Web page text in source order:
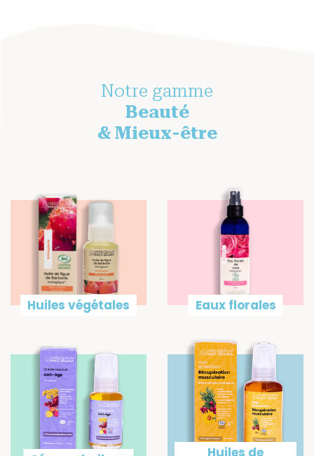
Notre gamme
Beauté
& Mieux-être
Huiles végétales Eaux florales
Huiles de